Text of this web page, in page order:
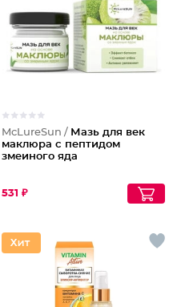
McLureSun / Мазь для век
маклюра с пептидом
змеиного яда
531 ₽